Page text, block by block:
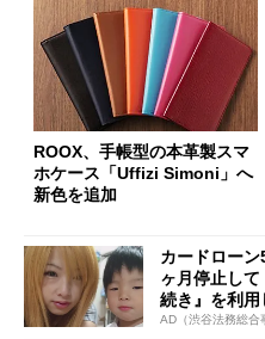
ROOX、手帳型の本革製スマ
ホケース「Uffizi Simoni」へ
新色を追加
カードロー
ヶ月停止し
続き』を利用
AD（渋谷法務総合